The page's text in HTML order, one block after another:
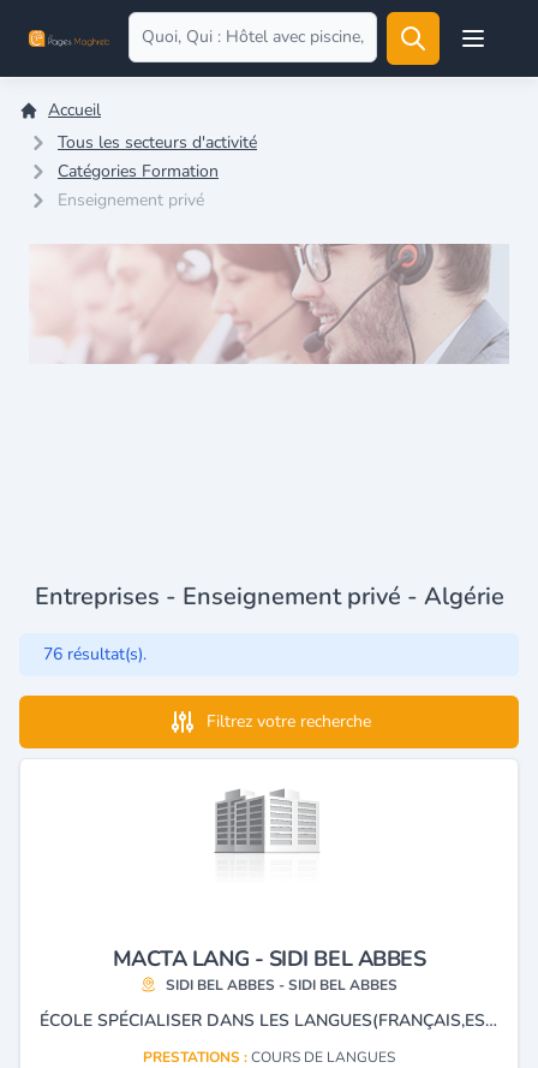
Open
Accueil
Tous les secteurs d'activité
Catégories Formation
Enseignement privé
Entreprises - Enseignement privé - Algérie
76 résultat(s).
Filtrez votre recherche
MACTA LANG - SIDI BEL ABBES
SIDI BEL ABBES - SIDI BEL ABBES
ÉCOLE SPÉCIALISER DANS LES LANGUES(FRANÇAIS,ESPAGNOL,ALLEMAND,ANGLAIS,ARABE) ET PRÉPARATION AUX EXAMENS.
PRESTATIONS :COURS DE LANGUES